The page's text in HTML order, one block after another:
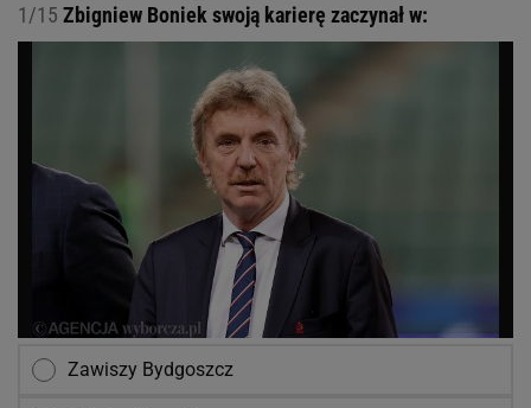
1/15 Zbigniew Boniek swoją karierę zaczynał w:
Zawiszy Bydgoszcz